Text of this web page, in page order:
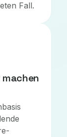
Fall.